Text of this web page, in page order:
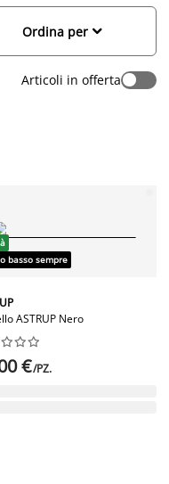
e offrono soluzioni
Scopri le nostre

Ordina per
Articoli in offerta
basso sempre
ASTRUP Nero




€/PZ.